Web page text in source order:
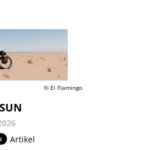
© El Flamingo
Artikel